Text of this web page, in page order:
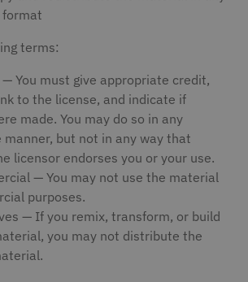
format
terms:
You must give appropriate credit,
to the license, and indicate if
made. You may do so in any
manner, but not in any way that
licensor endorses you or your use.
— You may not use the material
purposes.
— If you remix, transform, or build
you may not distribute the